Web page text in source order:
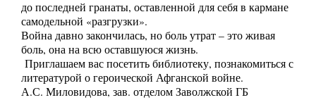
до последней гранаты, оставленной для себя в кармане
самодельной «разгрузки».
Война давно закончилась, но боль утрат – это живая
боль, она на всю оставшуюся жизнь.
Приглашаем вас посетить библиотеку, познакомиться с
литературой о героической Афганской войне.
А.С. Миловидова, зав. отделом Заволжской ГБ